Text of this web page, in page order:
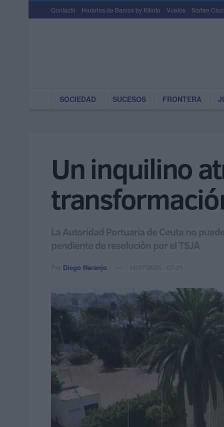
Contacto Horarios de Barcos by Kikoto Vuelos Sorteo
SOCIEDAD SUCESOS FRONTERA
Un inquilino
La Autoridad Portuaria de Ceuta no
pendiente de resolución por el TSJA
Por Diego Naranjo 14/07/2025 - 07:21